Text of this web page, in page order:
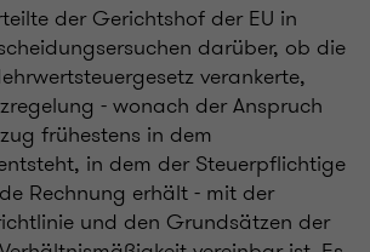
der Gerichtshof der EU in
darüber, ob die
verankerte,
- wonach der Anspruch
frühestens in dem
in dem der Steuerpflichtige
Rechnung erhält - mit der
und den Grundsätzen der